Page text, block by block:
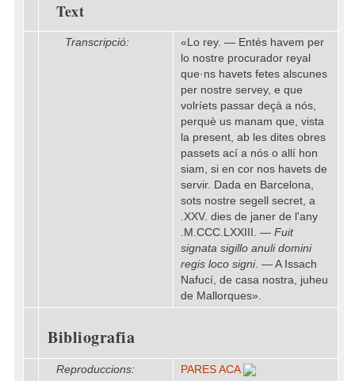
Text
Transcripció:
«Lo rey. — Entés havem per
lo nostre procurador reyal
que·ns havets fetes alscunes
per nostre servey, e que
volríets passar deçà a nós,
perquè us manam que, vista
la present, ab les dites obres
passets ací a nós o allí hon
siam, si en cor nos havets de
servir. Dada en Barcelona,
sots nostre segell secret, a
.XXV. dies de janer de l'any
.M.CCC.LXXIII. — Fuit
signata sigillo anuli domini
regis loco signi. — A Issach
Nafucí, de casa nostra, juheu
de Mallorques».
Bibliografia
Reproduccions:
PARES ACA